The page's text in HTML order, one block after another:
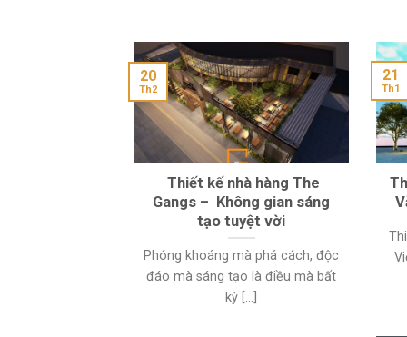
Thiết kế nhà hàng The
Gangs – Không gian sáng
tạo tuyệt vời
Phóng khoáng mà phá cách, độc
đáo mà sáng tạo là điều mà bất
kỳ [...]
20
Th2
21
Th1